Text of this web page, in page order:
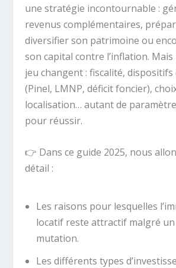
une stratégie incontournable :
revenus complémentaires,
diversifier son patrimoine ou
son capital contre l’inflation.
jeu changent : fiscalité, dispositifs
(Pinel, LMNP, déficit foncier),
localisation… autant de
pour réussir.
👉 Dans ce guide 2025, nous
détail :
Les raisons pour lesquelles
locatif reste attractif malgré un
mutation.
Les différents types